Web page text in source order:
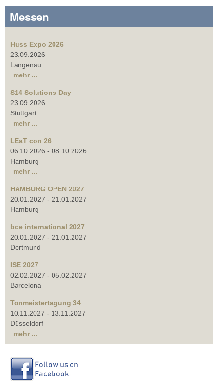
Messen
Huss Expo 2026
23.09.2026
Langenau
mehr ...
S14 Solutions Day
23.09.2026
Stuttgart
mehr ...
LEaT con 26
06.10.2026 - 08.10.2026
Hamburg
mehr ...
HAMBURG OPEN 2027
20.01.2027 - 21.01.2027
Hamburg
boe international 2027
20.01.2027 - 21.01.2027
Dortmund
ISE 2027
02.02.2027 - 05.02.2027
Barcelona
Tonmeistertagung 34
10.11.2027 - 13.11.2027
Düsseldorf
mehr ...